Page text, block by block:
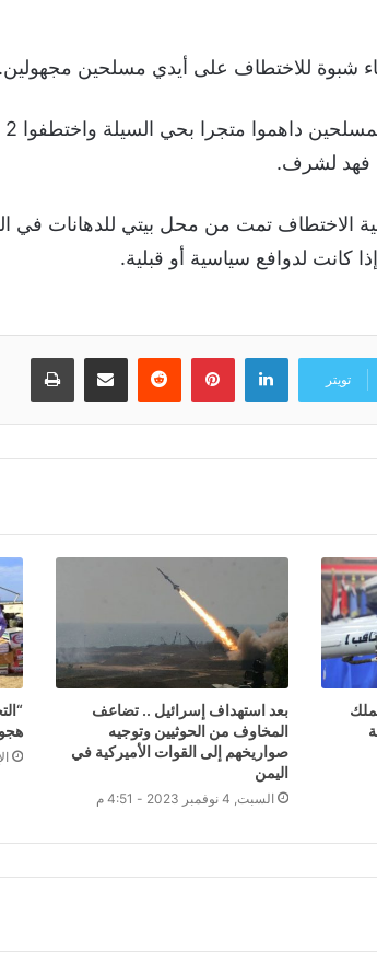
شبوة للاختطاف على أيدي مسلحين مجهولين.
لشرف.
الاختطاف تمت من محل بيتي للدهانات في
كانت لدوافع سياسية أو قبلية.
تويتر
لينكدإنبينتيريست
‏Reddit مشاركة عبر البريد
بعد استهداف إسرائيل .. تضاعف
المخاوف من الحوثيين وتوجيه
صواريخهم إلى القوات الأميركية في
اليمن
السبت, 4 نوفمبر 2023 - 4:51 م